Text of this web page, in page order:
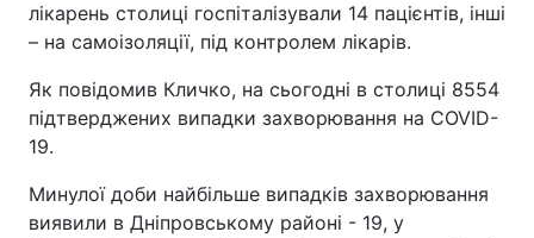
лікарень столиці госпіталізували 14 пацієнтів, інші
– на самоізоляції, під контролем лікарів.
Як повідомив Кличко, на сьогодні в столиці 8554
підтверджених випадки захворювання на COVID-
19.
Минулої доби найбільше випадків захворювання
виявили в Дніпровському районі - 19, у